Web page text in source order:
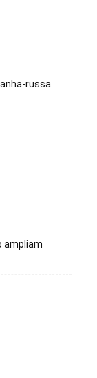
russa
ampliam